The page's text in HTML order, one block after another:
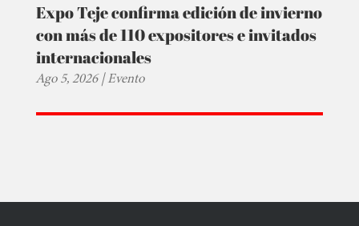
Expo Teje confirma edición de invierno
con más de 110 expositores e invitados
internacionales
Ago 5, 2026|Evento